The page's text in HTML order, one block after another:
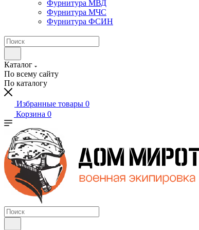
Фурнитура МВД
Фурнитура МЧС
Фурнитура ФСИН
Каталог
По всему сайту
По каталогу
Избранные товары 0
Корзина 0